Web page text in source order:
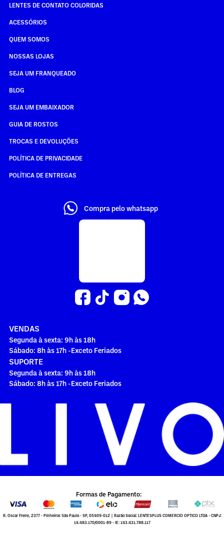
LENTES DE CONTATO COLORIDAS
ACESSÓRIOS
QUEM SOMOS
NOSSAS LOJAS
SEJA UM FRANQUEADO
BLOG
SEJA UM EMBAIXADOR
GUIA DE ROSTOS
TROCAS E DEVOLUÇÕES
POLÍTICA DE PRIVACIDADE
POLÍTICA DE ENTREGAS
Compra pelo whatsapp
VENDAS
Segunda à sexta: 9h às 18h
Sábado: 8h às 17h -Exceto Feriados
SUPORTE
Segunda à sexta: 9h às 18h
Sábado: 8h às 17h -Exceto Feriados
Formas de Pagamento:
R. Oscar Freire, 2377 - Pinheiros São Paulo - SP, 05409-012 | Razão Social: LENTESPLUS COMERCIO OPTICO LTDA - CNPJ:
14.483.170/0001-89 - IE: 143.431.788.117